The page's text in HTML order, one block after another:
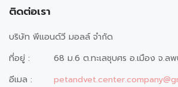
ติดต่อเรา
บริษัท พีแอนด์วี มอลล์ จำกัด
ที่อยู่ :
68 ม.6 ต.ทะเลชุบศร อ.เมือง จ.ล
อีเมล :